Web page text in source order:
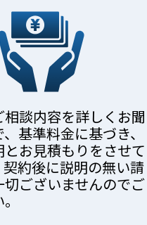
相談内容を詳しくお聞
基準料金に基づき、
お見積もりをさせて
約後に説明の無い請
ございませんのでご